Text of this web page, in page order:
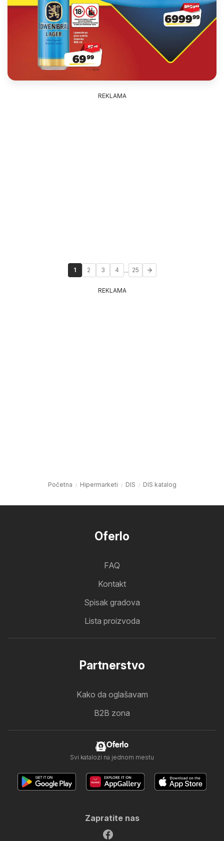
REKLAMA
1 2 3 4 ... 25
REKLAMA
Početna Hipermarketi DIS DIS katalog
Oferlo
FAQ
Kontakt
Spisak gradova
Lista proizvoda
Partnerstvo
Kako da oglašavam
B2B zona
Oferlo
Svi katalozi na jednom mestu
Zapratite nas